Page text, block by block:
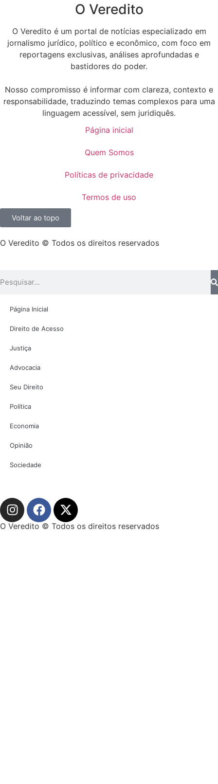
O Veredito
O Veredito é um portal de notícias especializado em
jornalismo jurídico, político e econômico, com foco em
reportagens exclusivas, análises aprofundadas e
bastidores do poder.
Nosso compromisso é informar com clareza, contexto e
responsabilidade, traduzindo temas complexos para uma
linguagem acessível, sem juridiquês.
Página inicial
Quem Somos
Políticas de privacidade
Termos de uso
Voltar ao topo
O Veredito © Todos os direitos reservados
Página Inicial
Direito de Acesso
Justiça
Advocacia
Seu Direito
Política
Economia
Opinião
Sociedade
O Veredito © Todos os direitos reservados